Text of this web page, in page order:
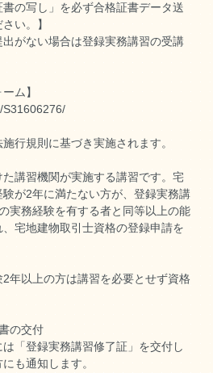
書の写し」を必ず合格証書データ送
い。】
がない場合は登録実務講習の受講
ム】
S31606276/
行規則に基づき実施されます。
講習機関が実施する講習です。宅
が2年に満たない方が、登録実務講
実務経験を有する者と同等以上の能
宅地建物取引士資格の登録申請を
年以上の方は講習を必要とせず資格
の交付
「登録実務講習修了証」を交付し
も通知します。